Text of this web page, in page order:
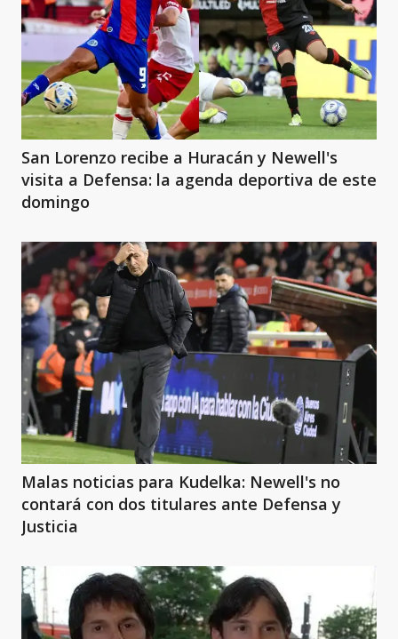
San Lorenzo recibe a Huracán y Newell's
visita a Defensa: la agenda deportiva de este
domingo
Malas noticias para Kudelka: Newell's no
contará con dos titulares ante Defensa y
Justicia